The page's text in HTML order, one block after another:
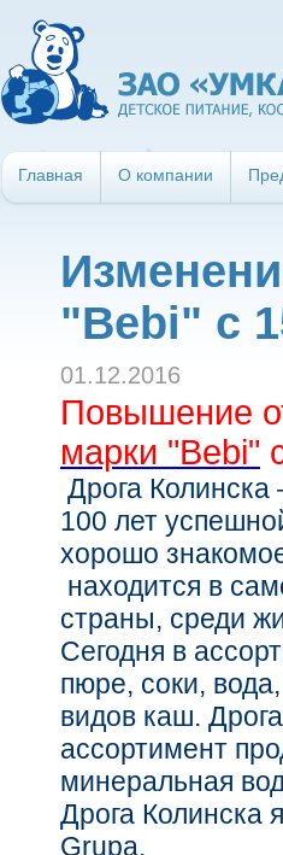
Главная О компании
"Bebi" с
01.12.2016
Повышение
марки "Bebi"
Дрога Колинска
100 лет
хорошо
находится в
страны, среди
Сегодня в
пюре, соки,
видов каш.
ассортимент
минеральная
Дрога Колинска
Grupa.